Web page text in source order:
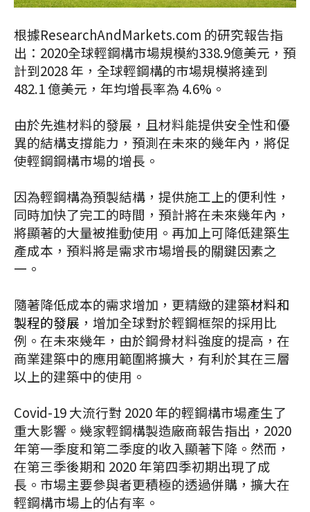
根據ResearchAndMarkets.com 的研究報告指
出：2020全球輕鋼構市場規模約338.9億美元，預
計到2028 年，全球輕鋼構的市場規模將達到
482.1 億美元，年均增長率為 4.6%。
由於先進材料的發展，且材料能提供安全性和優
異的結構支撐能力，預測在未來的幾年內，將促
使輕鋼鋼構市場的增長。
因為輕鋼構為預製結構，提供施工上的便利性，
同時加快了完工的時間，預計將在未來幾年內，
將顯著的大量被推動使用。再加上可降低建築生
產成本，預料將是需求市場增長的關鍵因素之
一。
隨著降低成本的需求增加，更精緻的建築材料和
製程的發展 ，增加全球對於輕鋼框架的採用比
例。在未來幾年，由於鋼骨材料強度的提高，在
商業建築中的應用範圍將擴大，有利於其在三層
以上的建築中的使用。
Covid-19 大流行對 2020 年的輕鋼構市場產生了
重大影響。幾家輕鋼構製造廠商報告指出，2020
年第一季度和第二季度的收入顯著下降。然而，
在第三季後期和 2020 年第四季初期出現了成
長。市場主要參與者更積極的透過併購，擴大在
輕鋼構市場上的佔有率。